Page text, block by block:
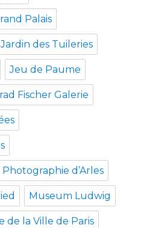
Palais
Jardin des Tuileries
Jeu de Paume
Fischer Galerie
d’Arles
Museum Ludwig
de la Ville de Paris